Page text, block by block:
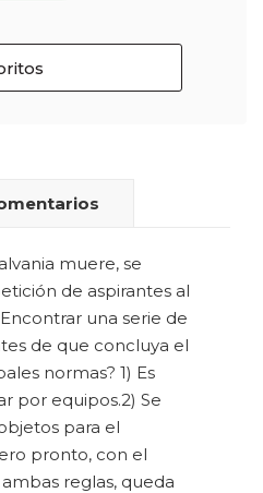
muere, se
de aspirantes al
una serie de
de que concluya el
normas? 1) Es
por equipos.2) Se
para el
pronto, con el
reglas, queda